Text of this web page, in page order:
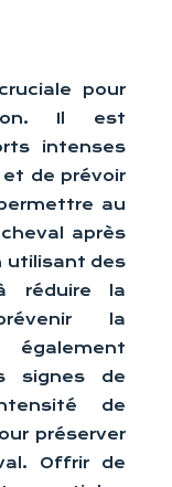
pour
Il est
intenses
et de prévoir
au
après
utilisant des
réduire la
la
signes de
de
préserver
Offrir de